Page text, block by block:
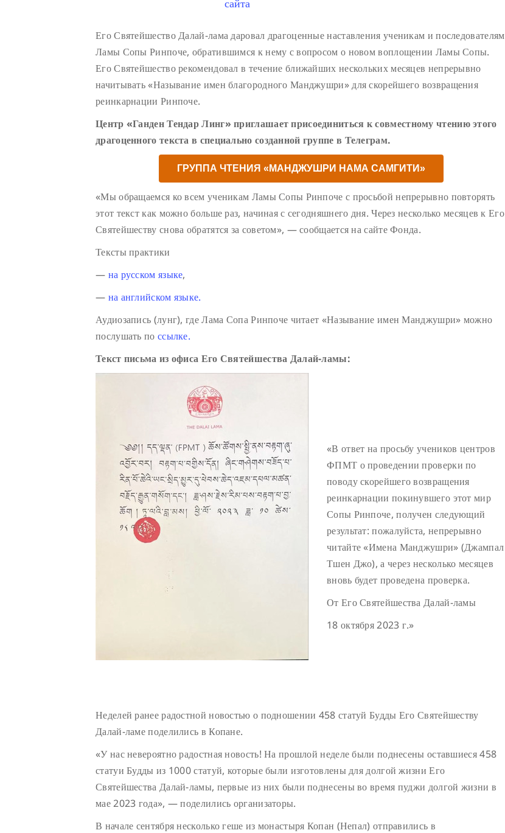
Его Святейшество Далай-лама даровал драгоценные наставления ученикам и последователям
Ламы Сопы Ринпоче, обратившимся к нему с вопросом о новом воплощении Ламы Сопы.
Его Святейшество рекомендовал в течение ближайших нескольких месяцев непрерывно
начитывать «Называние имен благородного Манджушри» для скорейшего возвращения
реинкарнации Ринпоче.
Центр «Ганден Тендар Линг» приглашает присоединиться к совместному чтению этого
драгоценного текста в специально созданной группе в Телеграм.
ГРУППА ЧТЕНИЯ «МАНДЖУШРИ НАМА САМГИТИ»
«Мы обращаемся ко всем ученикам Ламы Сопы Ринпоче с просьбой непрерывно повторять
этот текст как можно больше раз, начиная с сегодняшнего дня. Через несколько месяцев к Его
Святейшеству снова обратятся за советом», — сообщается на сайте Фонда.
Тексты практики
— на русском языке,
— на английском языке.
Аудиозапись (лунг), где Лама Сопа Ринпоче читает «Называние имен Манджушри» можно
послушать по ссылке.
Текст письма из офиса Его Святейшества Далай-ламы:
«В ответ на просьбу учеников центров
ФПМТ о проведении проверки по
поводу скорейшего возвращения
реинкарнации покинувшего этот мир
Сопы Ринпоче, получен следующий
результат: пожалуйста, непрерывно
читайте «Имена Манджушри» (Джампал
Тшен Джо), а через несколько месяцев
вновь будет проведена проверка.
От Его Святейшества Далай-ламы
18 октября 2023 г.»
Неделей ранее радостной новостью о подношении 458 статуй Будды Его Святейшеству
Далай-ламе поделились в Копане.
«У нас невероятно радостная новость! На прошлой неделе были поднесены оставшиеся 458
статуи Будды из 1000 статуй, которые были изготовлены для долгой жизни Его
Святейшества Далай-ламы, первые из них были поднесены во время пуджи долгой жизни в
мае 2023 года», — поделились организаторы.
В начале сентября несколько геше из монастыря Копан (Непал) отправились в